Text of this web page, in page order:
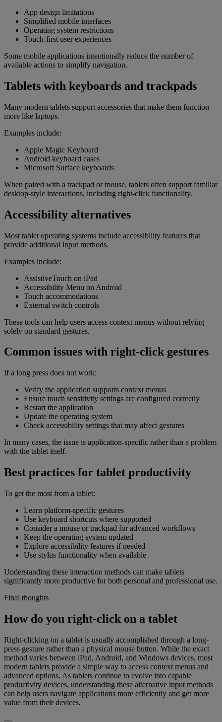
App design limitations
Simplified mobile interfaces
Operating system restrictions
Touch-first user experiences
Some mobile applications intentionally reduce the number of
available actions to simplify navigation.
Tablets with keyboards and trackpads
Many modern tablets support accessories that make them function
more like laptops.
Examples include:
Apple Magic Keyboard
Android keyboard cases
Microsoft Surface keyboards
When paired with a trackpad or mouse, tablets often support familiar
desktop-style interactions, including right-click functionality.
Accessibility alternatives
Most tablet operating systems include accessibility features that
provide additional input methods.
Examples include:
AssistiveTouch on iPad
Accessibility Menu on Android
Touch accommodations
External switch controls
These tools can help users access context menus without relying
solely on standard gestures.
Common issues with right-click gestures
If a long press does not work:
Verify the application supports context menus
Ensure touch sensitivity settings are configured correctly
Restart the application
Update the operating system
Check accessibility settings that may affect gestures
In many cases, the issue is application-specific rather than a problem
with the tablet itself.
Best practices for tablet productivity
To get the most from a tablet:
Learn platform-specific gestures
Use keyboard shortcuts where supported
Consider a mouse or trackpad for advanced workflows
Keep the operating system updated
Explore accessibility features if needed
Use stylus functionality when available
Understanding these interaction methods can make tablets
significantly more productive for both personal and professional use.
Final thoughts
How do you right-click on a tablet
Right-clicking on a tablet is usually accomplished through a long-
press gesture rather than a physical mouse button. While the exact
method varies between iPad, Android, and Windows devices, most
modern tablets provide a simple way to access context menus and
advanced options. As tablets continue to evolve into capable
productivity devices, understanding these alternative input methods
can help users navigate applications more efficiently and get more
value from their devices.